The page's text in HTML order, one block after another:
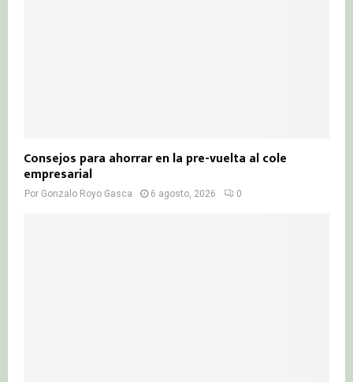
Consejos para ahorrar en la pre-vuelta al cole
empresarial
Por Gonzalo Royo Gasca 6 agosto, 2026 0